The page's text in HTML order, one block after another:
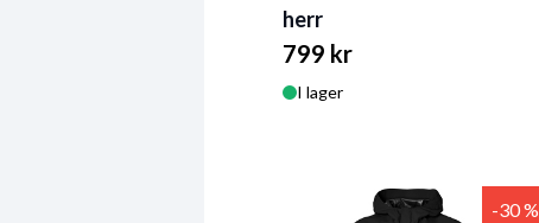
herr
799 kr
I lager
-30 %